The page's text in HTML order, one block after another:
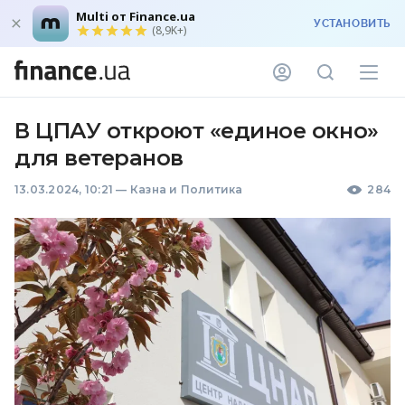
Multi от Finance.ua
(8,9K+) УСТАНОВИТЬ
В ЦПАУ откроют «единое окно»
для ветеранов
13.03.2024, 10:21 — Казна и Политика 284